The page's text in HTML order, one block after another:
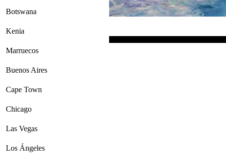
Botswana
Kenia
Marruecos
Buenos Aires
Cape Town
Chicago
Las Vegas
Los Ángeles